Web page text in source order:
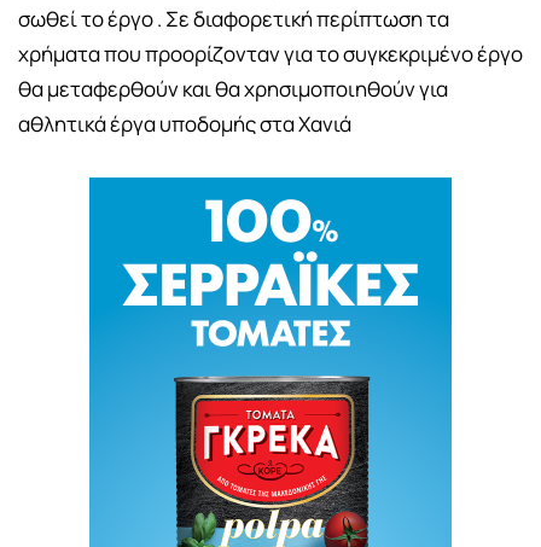
σωθεί το έργο . Σε διαφορετική περίπτωση τα
χρήματα που προορίζονταν για το συγκεκριμένο έργο
θα μεταφερθούν και θα χρησιμοποιηθούν για
αθλητικά έργα υποδομής στα Χανιά